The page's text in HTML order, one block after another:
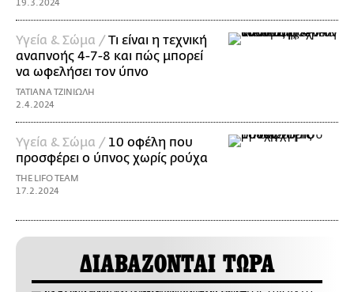
19.3.2024
Υγεία & Σώμα /Τι είναι η τεχνική
αναπνοής 4-7-8 και πώς μπορεί
να ωφελήσει τον ύπνο
ΤΑΤΙΑΝΑ ΤΖΙΝΙΩΛΗ
2.4.2024
Υγεία & Σώμα / 10 οφέλη που
προσφέρει ο ύπνος χωρίς ρούχα
THE LIFO TEAM
17.2.2024
ΔΙΑΒΑΖΟΝΤΑΙ ΤΩΡΑ